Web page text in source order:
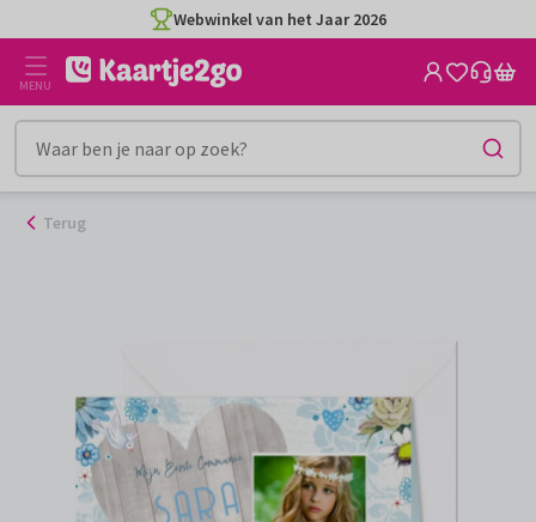
naar
inhoud
Webwinkel van het Jaar 2026
MENU
Terug